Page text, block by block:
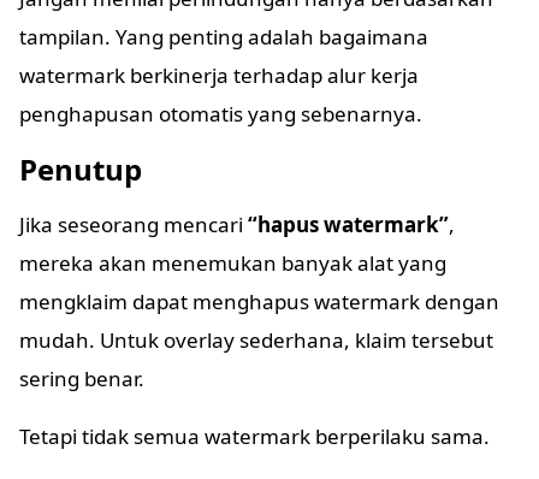
tampilan. Yang penting adalah bagaimana
watermark berkinerja terhadap alur kerja
penghapusan otomatis yang sebenarnya.
Penutup
Jika seseorang mencari “hapus watermark”,
mereka akan menemukan banyak alat yang
mengklaim dapat menghapus watermark dengan
mudah. Untuk overlay sederhana, klaim tersebut
sering benar.
Tetapi tidak semua watermark berperilaku sama.